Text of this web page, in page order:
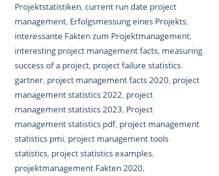
Projektstatistiken, current run date project
management, Erfolgsmessung eines Projekts,
interessante Fakten zum Projektmanagement,
interesting project management facts, measuring
success of a project, project failure statistics
gartner, project management facts 2020, project
management statistics 2022, project
management statistics 2023, Project
management statistics pdf, project management
statistics pmi, project management tools
statistics, project statistics examples,
projektmanagement Fakten 2020,